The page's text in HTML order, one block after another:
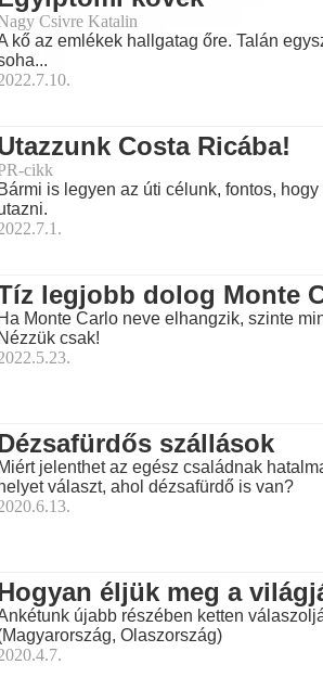
Csivre Katalin
kő az emlékek hallgatag őre. Talán
Costa Ricába!
cikk
Bármi is legyen az úti célunk, fontos,
legjobb dolog Monte
Ha Monte Carlo neve elhangzik, szinte
Nézzük csak!
szállások
Miért jelenthet az egész családnak
helyet választ, ahol dézsafürdő is van?
éljük meg a
újabb részében ketten
Olaszország)